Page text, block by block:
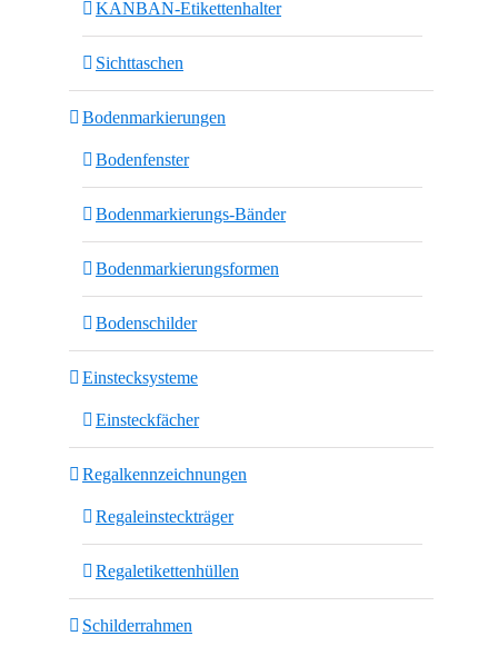
KANBAN-Etikettenhalter
Sichttaschen
Bodenmarkierungen
Bodenfenster
Bodenmarkierungs-Bänder
Bodenmarkierungsformen
Bodenschilder
Einstecksysteme
Einsteckfächer
Regalkennzeichnungen
Regaleinsteckträger
Regaletikettenhüllen
Schilderrahmen